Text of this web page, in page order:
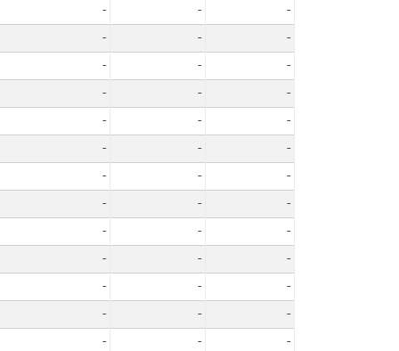
- -
-
- -
-
- -
-
- -
-
- -
-
- -
-
- -
-
- -
-
- -
-
- -
-
- -
-
- -
-
- -
-